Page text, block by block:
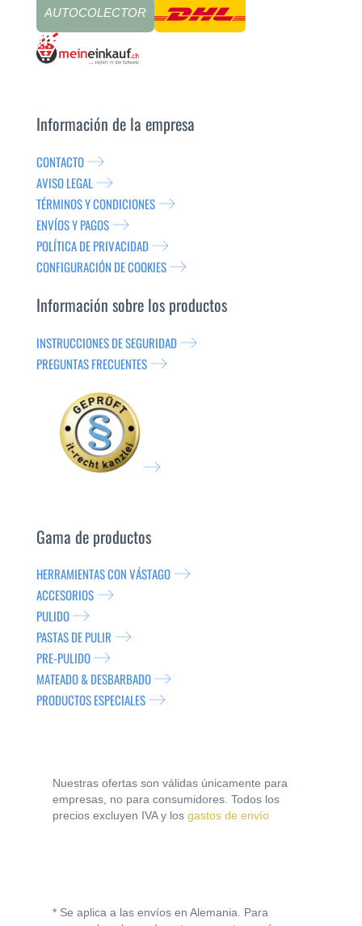
AUTOCOLECTOR
Información de la empresa
CONTACTO
AVISO LEGAL
TÉRMINOS Y CONDICIONES
ENVÍOS Y PAGOS
POLÍTICA DE PRIVACIDAD
CONFIGURACIÓN DE COOKIES
Información sobre los productos
INSTRUCCIONES DE SEGURIDAD
PREGUNTAS FRECUENTES
Gama de productos
HERRAMIENTAS CON VÁSTAGO
ACCESORIOS
PULIDO
PASTAS DE PULIR
PRE-PULIDO
MATEADO & DESBARBADO
PRODUCTOS ESPECIALES
Nuestras ofertas son válidas únicamente para
empresas, no para consumidores. Todos los
precios excluyen IVA y los gastos de envío
* Se aplica a las envíos en Alemania. Para